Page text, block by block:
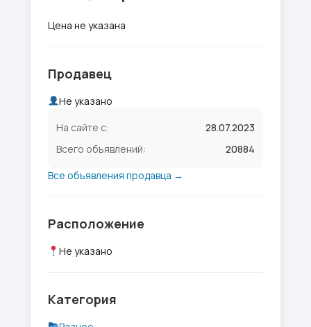
Цена не указана
Продавец
Не указано
На сайте с:
28.07.2023
Всего объявлений:
20884
Все объявления продавца →
Расположение
Не указано
Категория